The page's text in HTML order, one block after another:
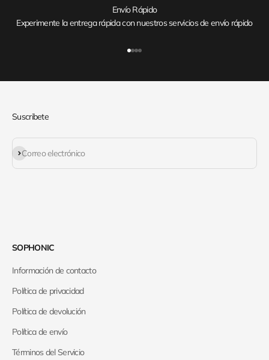
Envío Rápido
Experimente la entrega rápida con nuestros servicios de envío rápido
Suscribete
Correo electrónico
Suscribirse
SOPHONIC
Información de contacto
Política de privacidad
Política de devolución
Política de envío
Términos del Servicio